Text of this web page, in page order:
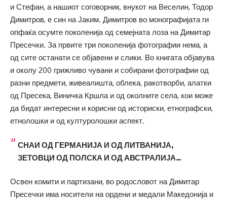
и Стефан, а нашиот соговорник, внукот на Веселин, Тодор
Димитров, е син на Јаким. Димитров во монографијата ги
опфаќа осумте поколенија од семејната лоза на Димитар
Пресечки. За првите три поколенија фотографии нема, а
од сите останати се објавени и слики. Во книгата објавува
и околу 200 грижливо чувани и собирани фотографии од
разни предмети, живеалишта, облека, ракотворби, алатки
од Пресека, Виничка Кршла и од околните села, кои може
да бидат интересни и корисни од историски, етнографски,
етнолошки и од културолошки аспект.
СНАИ ОД ГЕРМАНИЈА И ОД ЛИТВАНИЈА,
ЗЕТОВЦИ ОД ПОЛСКА И ОД АВСТРАЛИЈА…
Освен комити и партизани, во родословот на Димитар
Пресечки има носители на ордени и медали Македонија и